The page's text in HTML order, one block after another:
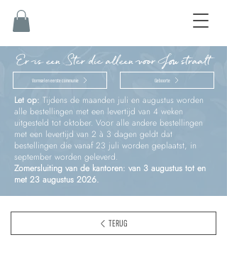
Er is een Ster die alleen voor Jou straalt
Vormsel en eerste communie Geboorte
Let op: Tijdens de maanden juli en augustus worden
alle bestellingen met een levertijd van 4 weken
uitgesteld tot oktober. Voor alle andere bestellingen
met een levertijd van 2 à 3 dagen geldt dat
bestellingen die vanaf 23 juli worden geplaatst, in
september worden geleverd.
Zomersluiting van de kantoren: van 3 augustus tot en
met 23 augustus 2026.
TERUG